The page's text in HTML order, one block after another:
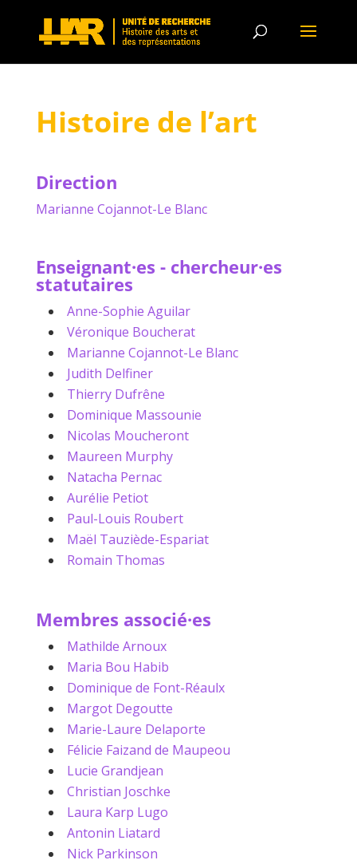
Histoire de l’art
Direction
Marianne Cojannot-Le Blanc
Enseignant·es - chercheur·es
statutaires
Anne-Sophie Aguilar
Véronique Boucherat
Marianne Cojannot-Le Blanc
Judith Delfiner
Thierry Dufrêne
Dominique Massounie
Nicolas Moucheront
Maureen Murphy
Natacha Pernac
Aurélie Petiot
Paul-Louis Roubert
Maël Tauziède-Espariat
Romain Thomas
Membres associé·es
Mathilde Arnoux
Maria Bou Habib
Dominique de Font-Réaulx
Margot Degoutte
Marie-Laure Delaporte
Félicie Faizand de Maupeou
Lucie Grandjean
Christian Joschke
Laura Karp Lugo
Antonin Liatard
Nick Parkinson